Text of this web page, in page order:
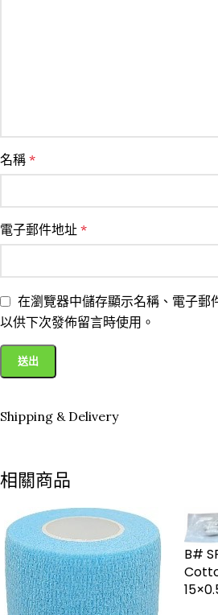
名稱 *
電子郵件地址 *
在瀏覽器中儲存顯示名稱、電子郵
以供下次發佈留言時使用。
Shipping & Delivery
相關商品
B#